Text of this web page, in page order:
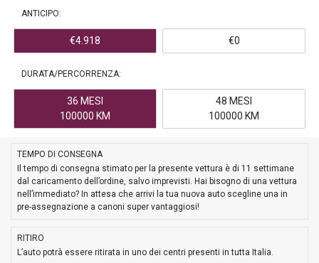
ANTICIPO:
€4.918 €0
DURATA/PERCORRENZA:
36 MESI
100000 KM
48 MESI
100000 KM
TEMPO DI CONSEGNA
Il tempo di consegna stimato per la presente vettura è di 11 settimane
dal caricamento dell’ordine, salvo imprevisti. Hai bisogno di una vettura
nell’immediato? In attesa che arrivi la tua nuova auto scegline una in
pre-assegnazione a canoni super vantaggiosi!
RITIRO
L’auto potrà essere ritirata in uno dei centri presenti in tutta Italia.